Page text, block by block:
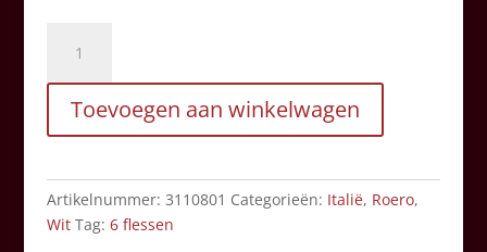
Barolo
Roero
-
75
cl
Toevoegen aan winkelwagen
Artikelnummer: 3110801 Categorieën: Italië, Roero,
Wit Tag: 6 flessen